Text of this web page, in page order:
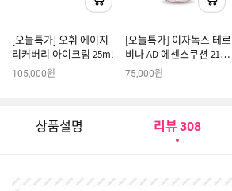
[오늘특가] 오휘 에이지
리커버리 아이크림 25ml
105,000원
[오늘특가] 이자녹스 테르
비나 AD 에센스쿠션 21호
기획
75,000원
상품설명 리뷰 308